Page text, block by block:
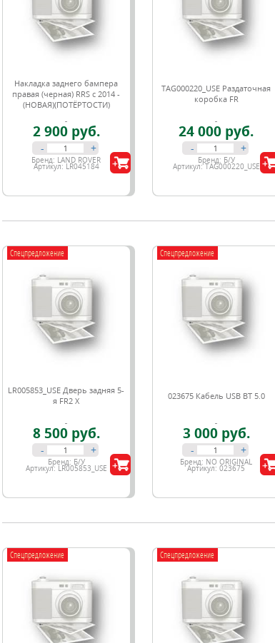
Накладка заднего бампера
правая (черная) RRS c 2014 -
(НОВАЯ)(ПОТЁРТОСТИ)
2 900 руб.
- +
Бренд: LAND ROVER
Артикул: LR045184
TAG000220_USE Раздаточная
коробка FR
24 000 руб.
- +
Бренд: Б/У
Артикул:TAG000220_USE
Спецпредложение
LR005853_USE Дверь задняя 5-
я FR2 X
8 500 руб.
- +
Бренд: Б/У
Артикул: LR005853_USE
Спецпредложение
023675 Кабель USB BT 5.0
3 000 руб.
- +
Бренд: NO ORIGINAL
Артикул: 023675
Спецпредложение Спецпредложение